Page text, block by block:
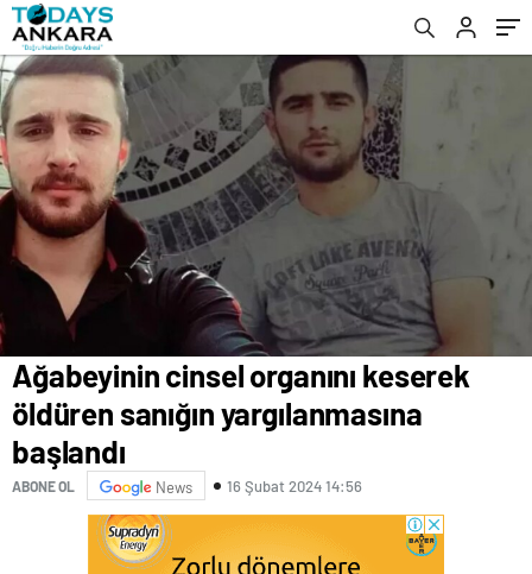
Ağabeyinin cinsel organını keserek
öldüren sanığın yargılanmasına
başlandı
ABONE OL News 16 Şubat 2024 14:56